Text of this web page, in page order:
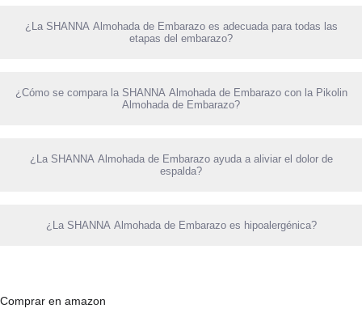
¿La SHANNA Almohada de Embarazo es adecuada para todas las
etapas del embarazo?
¿Cómo se compara la SHANNA Almohada de Embarazo con la Pikolin
Almohada de Embarazo?
¿La SHANNA Almohada de Embarazo ayuda a aliviar el dolor de
espalda?
¿La SHANNA Almohada de Embarazo es hipoalergénica?
Comprar en amazon